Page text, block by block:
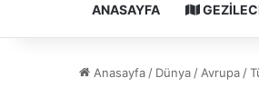
ANASAYFA
Anasayfa / Dünya / Avrupa /